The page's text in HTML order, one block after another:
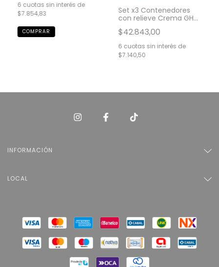
6 cuotas sin interés de
$7.854,83
Set x3 Contenedores
con relieve Crema GH-
0056CM
$42.843,00
6 cuotas sin interés de
$7.140,50
INFORMACIÓN
LOCAL